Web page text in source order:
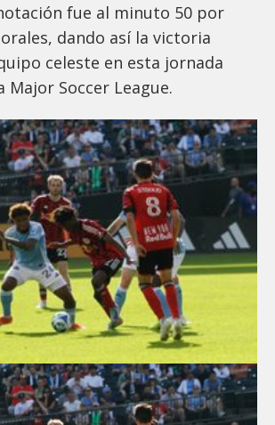
fue al minuto 50 por
dando así la victoria
celeste en esta jornada
Major Soccer League.